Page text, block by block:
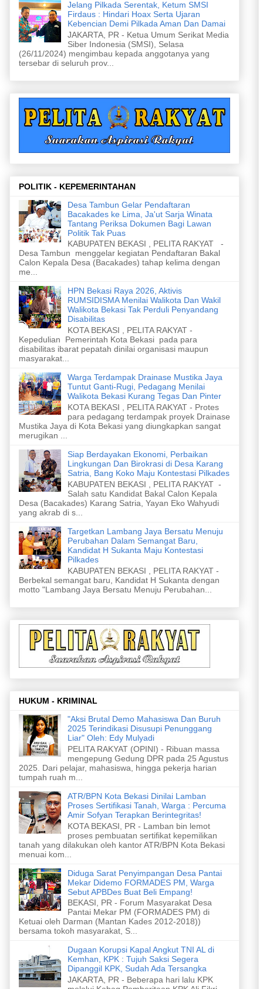
Jelang Pilkada Serentak, Ketum SMSI
Firdaus : Hindari Hoax Serta Ujaran
Kebencian Demi Pilkada Aman Dan Damai
JAKARTA, PR - Ketua Umum Serikat Media
Siber Indonesia (SMSI), Selasa
(26/11/2024) mengimbau kepada anggotanya yang
tersebar di seluruh prov...
POLITIK - KEPEMERINTAHAN
Desa Tambun Gelar Pendaftaran
Bacakades ke Lima, Ja'ut Sarja Winata
Tantang Periksa Dokumen Bagi Lawan
Politik Tak Puas
KABUPATEN BEKASI , PELITA RAKYAT -
Desa Tambun menggelar kegiatan Pendaftaran Bakal
Calon Kepala Desa (Bacakades) tahap kelima dengan
me...
HPN Bekasi Raya 2026, Aktivis
RUMSIDISMA Menilai Walikota Dan Wakil
Walikota Bekasi Tak Perduli Penyandang
Disabilitas
KOTA BEKASI , PELITA RAKYAT -
Kepedulian Pemerintah Kota Bekasi pada para
disabilitas ibarat pepatah dinilai organisasi maupun
masyarakat...
Warga Terdampak Drainase Mustika Jaya
Tuntut Ganti-Rugi, Pedagang Menilai
Walikota Bekasi Kurang Tegas Dan Pinter
KOTA BEKASI , PELITA RAKYAT - Protes
para pedagang terdampak proyek Drainase
Mustika Jaya di Kota Bekasi yang diungkapkan sangat
merugikan ...
Siap Berdayakan Ekonomi, Perbaikan
Lingkungan Dan Birokrasi di Desa Karang
Satria, Bang Koko Maju Kontestasi Pilkades
KABUPATEN BEKASI , PELITA RAKYAT -
Salah satu Kandidat Bakal Calon Kepala
Desa (Bacakades) Karang Satria, Yayan Eko Wahyudi
yang akrab di s...
Targetkan Lambang Jaya Bersatu Menuju
Perubahan Dalam Semangat Baru,
Kandidat H Sukanta Maju Kontestasi
Pilkades
KABUPATEN BEKASI , PELITA RAKYAT -
Berbekal semangat baru, Kandidat H Sukanta dengan
motto "Lambang Jaya Bersatu Menuju Perubahan...
HUKUM - KRIMINAL
"Aksi Brutal Demo Mahasiswa Dan Buruh
2025 Terindikasi Disusupi Penunggang
Liar" Oleh: Edy Mulyadi
PELITA RAKYAT (OPINI) - Ribuan massa
mengepung Gedung DPR pada 25 Agustus
2025. Dari pelajar, mahasiswa, hingga pekerja harian
tumpah ruah m...
ATR/BPN Kota Bekasi Dinilai Lamban
Proses Sertifikasi Tanah, Warga : Percuma
Amir Sofyan Terapkan Berintegritas!
KOTA BEKASI, PR - Lamban bin lemot
proses pembuatan sertifikat kepemilikan
tanah yang dilakukan oleh kantor ATR/BPN Kota Bekasi
menuai kom...
Diduga Sarat Penyimpangan Desa Pantai
Mekar Didemo FORMADES PM, Warga
Sebut APBDes Buat Beli Empang!
BEKASI, PR - Forum Masyarakat Desa
Pantai Mekar PM (FORMADES PM) di
Ketuai oleh Darman (Mantan Kades 2012-2018))
bersama tokoh masyarakat, S...
Dugaan Korupsi Kapal Angkut TNI AL di
Kemhan, KPK : Tujuh Saksi Segera
Dipanggil KPK, Sudah Ada Tersangka
JAKARTA, PR - Beberapa hari lalu KPK